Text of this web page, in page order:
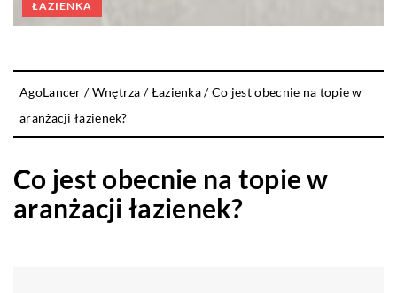
ŁAZIENKA
AgoLancer /Wnętrza /Łazienka/Co jest obecnie na topie w
aranżacji łazienek?
Co jest obecnie na topie w
aranżacji łazienek?